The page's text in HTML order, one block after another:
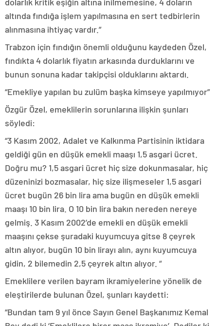
altında fındığa işlem yapılmasına en sert tedbirlerin
alınmasına ihtiyaç vardır.”
Trabzon için fındığın önemli olduğunu kaydeden Özel,
fındıkta 4 dolarlık fiyatın arkasında durduklarını ve
bunun sonuna kadar takipçisi olduklarını aktardı.
“Emekliye yapılan bu zulüm başka kimseye yapılmıyor”
Özgür Özel, emeklilerin sorunlarına ilişkin şunları
söyledi:
“3 Kasım 2002, Adalet ve Kalkınma Partisinin iktidara
geldiği gün en düşük emekli maaşı 1,5 asgari ücret.
Doğru mu? 1,5 asgari ücret hiç size dokunmasalar, hiç
düzeninizi bozmasalar, hiç size ilişmeseler 1,5 asgari
ücret bugün 26 bin lira ama bugün en düşük emekli
maaşı 10 bin lira. O 10 bin lira bakın nereden nereye
gelmiş. 3 Kasım 2002’de emekli en düşük emekli
maaşını çekse şuradaki kuyumcuya gitse 8 çeyrek
altın alıyor, bugün 10 bin lirayı alın, aynı kuyumcuya
gidin, 2 bilemedin 2,5 çeyrek altın alıyor. “
Emeklilere verilen bayram ikramiyelerine yönelik de
eleştirilerde bulunan Özel, şunları kaydetti:
“Bundan tam 9 yıl önce Sayın Genel Başkanımız Kemal